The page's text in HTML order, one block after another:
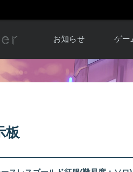
お知らせ
お知らせ一覧
ゲー
ソウ
アップ
板